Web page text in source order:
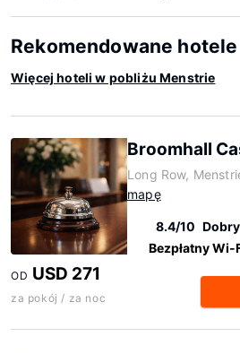
Rekomendowane
Więcej hoteli w pobliżu Menstrie
Broomhall
Long Row,
mapę
8.4/10 Dobry
Bezpłatny Wi-
OD USD 271
za pokój / za noc